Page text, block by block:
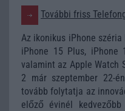
További friss
Az ikonikus iPhone
iPhone 15 Plus,
valamint az Apple Watch
2 már szeptember 22-
tovább folytatja az
előző évinél